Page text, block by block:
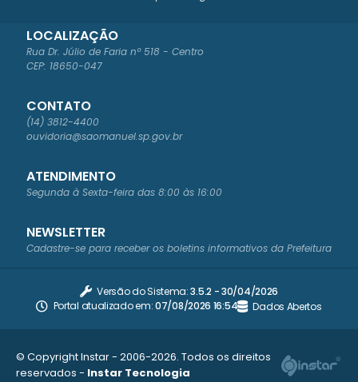
LOCALIZAÇÃO
Rua Dr. Júlio de Faria nº 518 - Centro
CEP: 18650-047
CONTATO
(14) 3812-4400
ouvidoria@saomanuel.sp.gov.br
ATENDIMENTO
Segunda à Sexta-feira das 8:00 às 16:00
NEWSLETTER
Cadastre-se para receber os boletins informativos da Prefeitura
Versão do Sistema:3.5.2 - 30/04/2026
Portal atualizado em:07/08/2026 16:54 Dados Abertos
© Copyright Instar - 2006-2026. Todos os direitos
reservados - Instar Tecnologia